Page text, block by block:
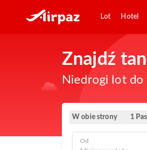
Lot Hotel
Znajdź
Niedrogi lot do
W obie strony 1
Od